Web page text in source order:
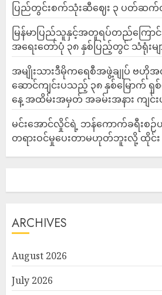
ပြည်တွင်းစက်သုံးဆီဈေး ၃ ပတ်ဆ
မြန်မာပြည်သူနှင့်အတူရပ်တည်ကြောင်
အရေးတော်ပုံ ၃၈ နှစ်ပြည့်တွင် သံရုံးမ
အမျိုးသားဒီမိုကရေစီအဖွဲ့ချုပ် ဗဟို
ဆောင်ကျင်းပသည့် ၃၈ နှစ်မြောက် ရှ
နေ့ အထိမ်းအမှတ် အခမ်းအနား ကျင်
မင်းအောင်လှိုင်ရဲ့ ဘန်ကောက်ခရီးစဉ်
တရားဝင်မှုပေးတာမဟုတ်ဘူးလို့ ထိုင်း
ARCHIVES
August 2026
July 2026